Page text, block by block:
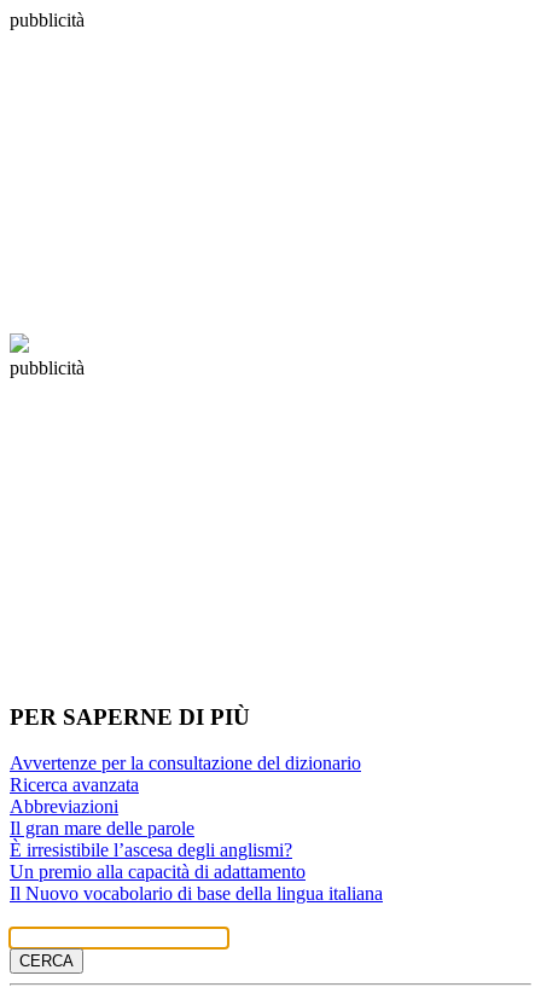
pubblicità
pubblicità
PER SAPERNE DI PIÙ
Avvertenze per la consultazione del dizionario
Ricerca avanzata
Abbreviazioni
Il gran mare delle parole
È irresistibile l’ascesa degli anglismi?
Un premio alla capacità di adattamento
Il Nuovo vocabolario di base della lingua italiana
CERCA